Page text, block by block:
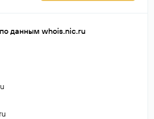
данным whois.nic.ru